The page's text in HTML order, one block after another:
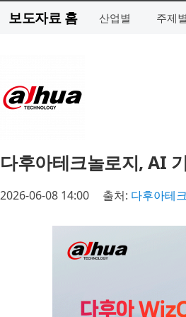
보도자료 홈 산업별 주제별
다후아테크놀로지, AI
2026-06-08 14:00 출처: 다후아테